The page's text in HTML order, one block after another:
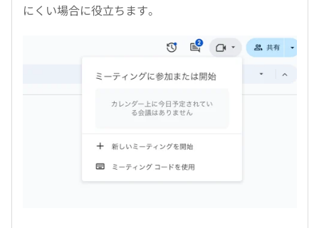
にくい場合に役立ちます。